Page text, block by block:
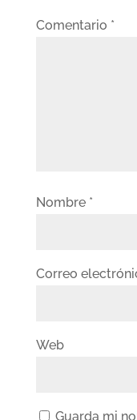
Comentario *
Nombre *
Correo
Web
Guarda mi